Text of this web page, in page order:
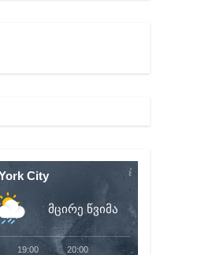
– ირმა ინაშვილი
City
მცირე წვიმა
19:00 20:00 21:00